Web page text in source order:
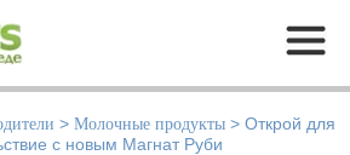
Меню
> Молочные продукты > Открой для
с новым Магнат Руби